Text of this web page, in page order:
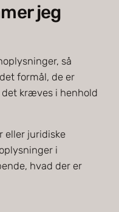
jeg
så
formål, de er
kræves i henhold
eller juridiske
i
hvad der er